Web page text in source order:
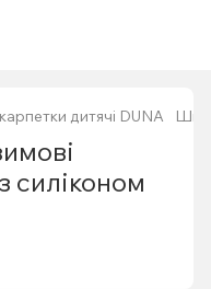
дитячі DUNA
силіконом